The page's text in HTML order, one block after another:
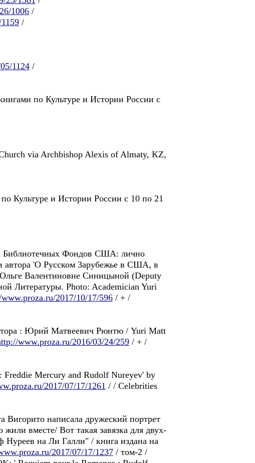
1006 /
/
1124 /
по Культуре и Истории России с
via Archbishop Alexis of Almaty, KZ,
Культуре и Истории России с 10 по 21
Библиотечных Фондов США: лично
'О Pусском 3арубежьe в США, в
Валентиновне Синицыной (Deputy
Литературы. Photo: Academician Yuri
2017/10/17/596 / + /
: Юрий Матвеевич Рюнтю / Yuri Matt
www.proza.ru/2016/03/24/259 / + /
Freddie Mercury and Rudolf Nureyev' by
2017/07/17/1261 / / Celebrities
написала дружеский портрет
вместе/ Вот такая завязка для двух-
Нуреев на Ли Галли" / книга издана на
2017/07/17/1237 / том-2 /